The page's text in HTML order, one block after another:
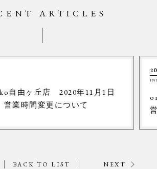
ARTICLES
自由ヶ丘店 2020年11月1日
業時間変更について
BACK TO LIST NEXT